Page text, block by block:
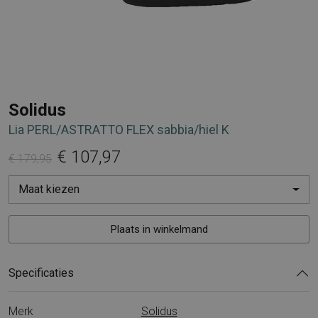
Solidus
Lia PERL/ASTRATTO FLEX sabbia/hiel K
€ 179,95 € 107,97
Maat kiezen
Plaats in winkelmand
Specificaties
Merk
Solidus